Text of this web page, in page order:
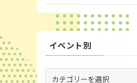
(6)
(72)
イベント別